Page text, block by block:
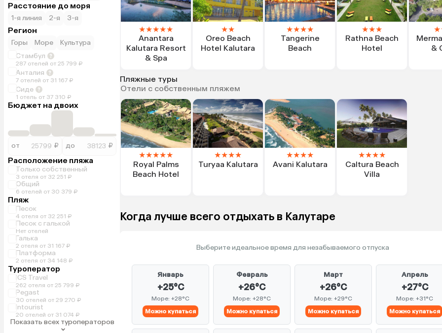
Расстояние до моря
1-я линия 2-я 3-я
Регион
Горы Море
Культура
Стамбул
287 отелей от 25 799 ₽
Анталия
7 отелей от 31 167 ₽
Сиде
1 отель от 37 310 ₽
Бюджет на двоих
от ₽ до ₽
Расположение пляжа
Только собственный
3 отеля от 32 251 ₽
Общий
6 отелей от 30 379 ₽
Пляж
Песок
4 отеля от 32 251 ₽
Песок с галькой
Нет отелей
Галька
2 отеля от 31 167 ₽
Платформа
2 отеля от 34 148 ₽
Туроператор
ICS Travel
262 отеля от 25 799 ₽
Pegast
30 отелей от 29 270 ₽
Intourist
20 отелей от 31 074 ₽
Показать всех туроператоров
★★★★★
Anantara
Kalutara Resort
& Spa
★★
Oreo Beach
Hotel Kalutara
★★★★
Tangerine
Beach
★★★
Rathna Beach
Hotel
★
&
Пляжные туры
Отели с собственным пляжем
★★★★★
Royal Palms
Beach Hotel
★★★★
Turyaa Kalutara
★★★★
Avani Kalutara
★★★★
Caltura Beach
Villa
Когда лучше всего отдыхать в Калутаре
Выберите идеальное время для незабываемого отпуска
Январь
+25°C
Море: +28°C
Можно купаться
Февраль
+26°C
Море: +28°C
Можно купаться
Март
+26°C
Море: +29°C
Можно купаться
Апрель
+27°C
Море: +31°C
Можно купаться